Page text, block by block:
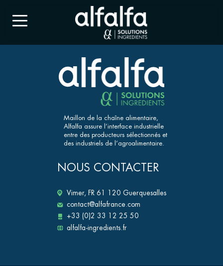
Maillon de la chaîne alimentaire,
Alfalfa assure l’interface industrielle
entre des producteurs sélectionnés et
des industriels de l’agroalimentaire.
NOUS CONTACTER
Vimer, FR 61 120 Guerquesalles
contact@alfafrance.com
+33 (0)2 33 12 25 50
alfalfa-ingredients.fr